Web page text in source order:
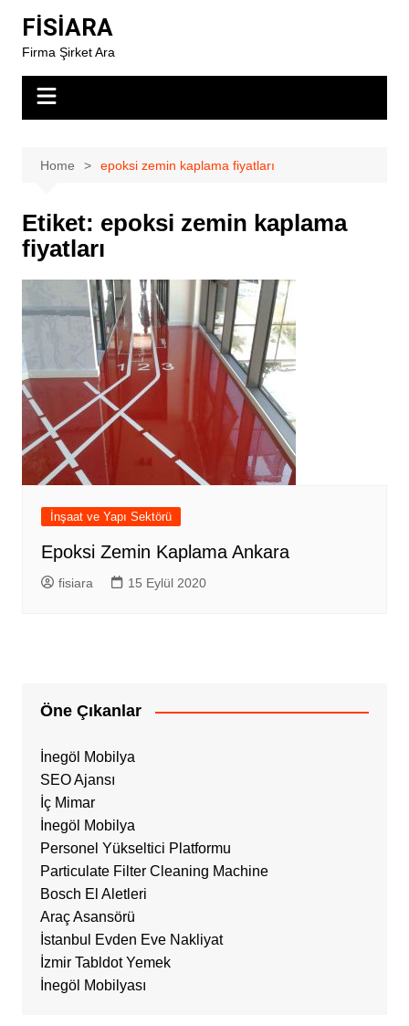
content
FİSİARA
Firma Şirket Ara
Home epoksi zemin kaplama fiyatları
Etiket: epoksi zemin kaplama
fiyatları
İnşaat ve Yapı Sektörü
Epoksi Zemin Kaplama Ankara
fisiara 15 Eylül 2020
Öne Çıkanlar
İnegöl Mobilya
SEO Ajansı
İç Mimar
İnegöl Mobilya
Personel Yükseltici Platformu
Particulate Filter Cleaning Machine
Bosch El Aletleri
Araç Asansörü
İstanbul Evden Eve Nakliyat
İzmir Tabldot Yemek
İnegöl Mobilyası